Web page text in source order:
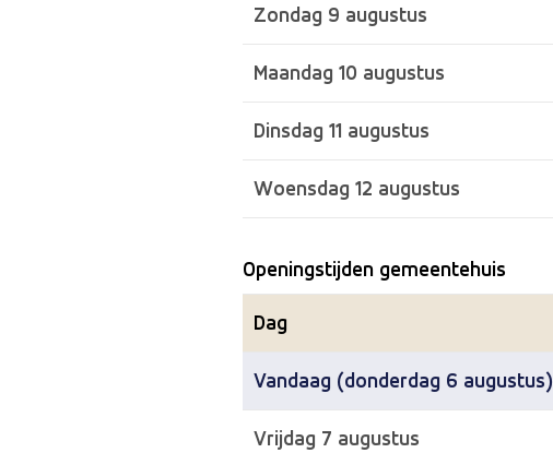
Zondag 9 augustus
Maandag 10 augustus
Dinsdag 11 augustus
Woensdag 12 augustus
Openingstijden gemeentehuis
Dag
Vandaag (donderdag 6 augustus)
Vrijdag 7 augustus